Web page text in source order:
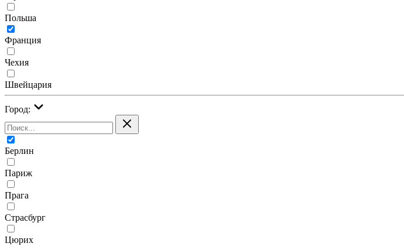
Польша
Франция
Чехия
Швейцария
Город:
Берлин
Париж
Прага
Страсбург
Цюрих